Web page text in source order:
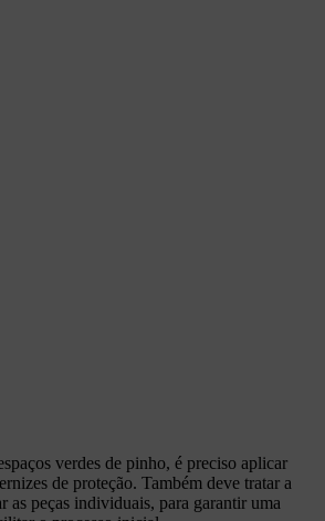
verdes de pinho, é preciso aplicar
de proteção. Também deve tratar a
as peças individuais, para garantir uma